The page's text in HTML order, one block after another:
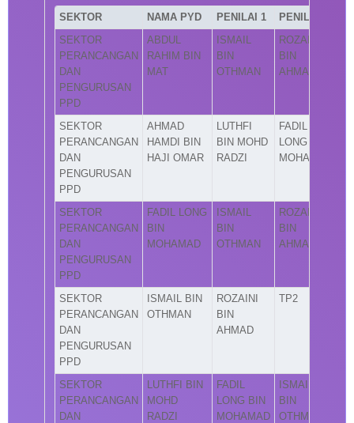
SEKTOR NAMA PYD PENILAI 1 PENILAI 2
SEKTOR
PERANCANGAN
DAN
PENGURUSAN
PPD
ABDUL
RAHIM BIN
MAT
ISMAIL
BIN
OTHMAN
ROZAINI
BIN
AHMAD
SEKTOR
PERANCANGAN
DAN
PENGURUSAN
PPD
AHMAD
HAMDI BIN
HAJI OMAR
LUTHFI
BIN MOHD
RADZI
FADIL
LONG BIN
MOHAMAD
SEKTOR
PERANCANGAN
DAN
PENGURUSAN
PPD
FADIL LONG
BIN
MOHAMAD
ISMAIL
BIN
OTHMAN
ROZAINI
BIN
AHMAD
SEKTOR
PERANCANGAN
DAN
PENGURUSAN
PPD
ISMAIL BIN
OTHMAN
ROZAINI
BIN
AHMAD
TP2
SEKTOR
PERANCANGAN
DAN
LUTHFI BIN
MOHD
RADZI
FADIL
LONG BIN
MOHAMAD
ISMAIL
BIN
OTHMAN